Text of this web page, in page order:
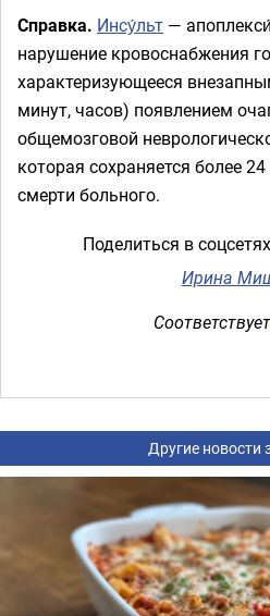
Справка. Инсу́льт —
нарушение кровоснабжения
характеризующееся
минут, часов) появлением
общемозговой
которая сохраняется более
смерти больного.
Поделиться в
Ирина
Соответствует
Другие новости